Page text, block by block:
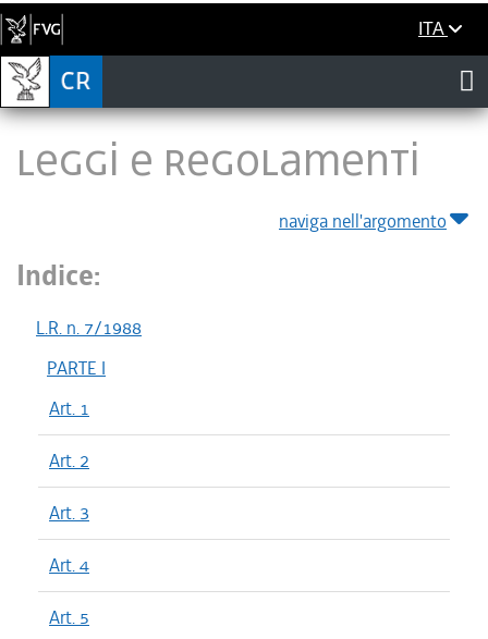
ITA
LEGGI E REGOLAMENTI
naviga nell'argomento
Indice:
L.R. n. 7/1988
PARTE I
Art. 1
Art. 2
Art. 3
Art. 4
Art. 5